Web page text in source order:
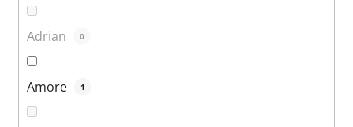
Adrian 0
Amore 1